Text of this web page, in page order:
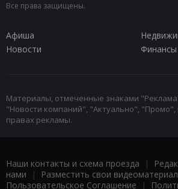
Все права защищены.
Афиша
Новости
Финансы
Материалы, отмеченные знаками
"Новости компаний", "Актуально", "Промо",
правах рекламы.
Наши контакты и схема проезда |
нами | Разместить свои
Пользовательское Соглашение |